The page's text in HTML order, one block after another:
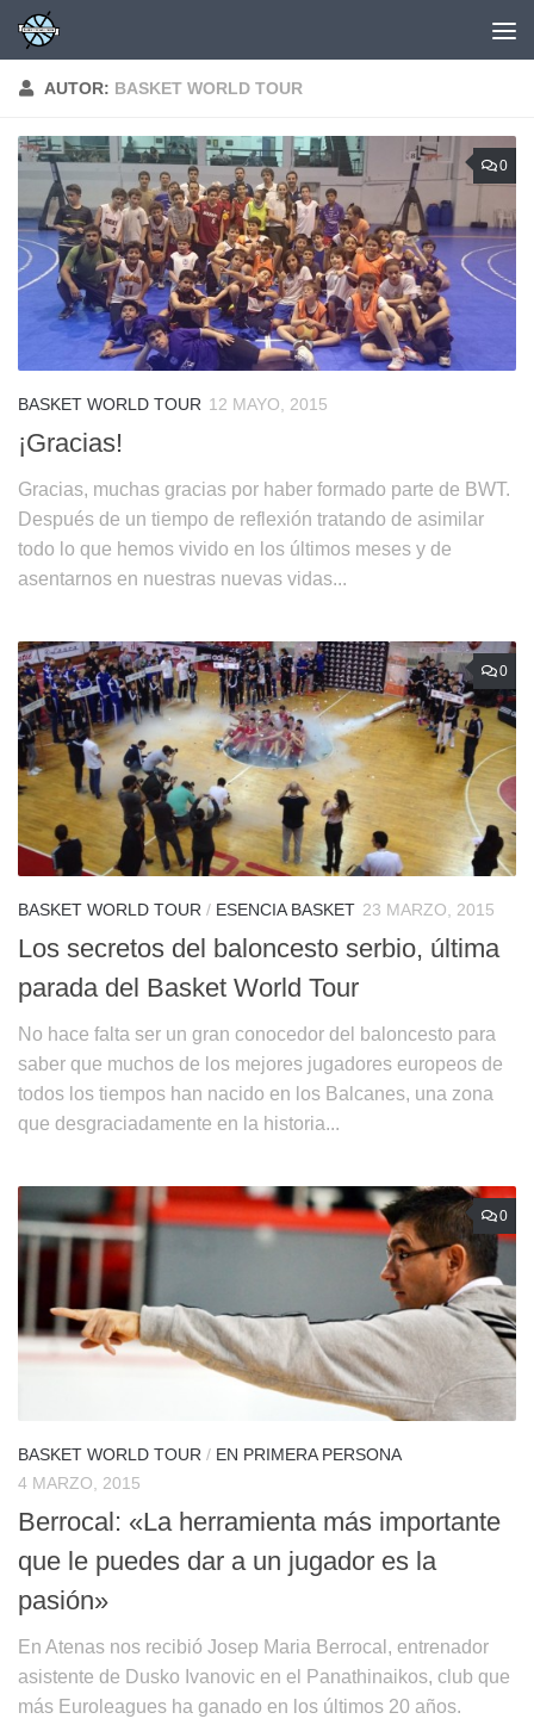
Saltar al contenido
AUTOR: BASKET WORLD TOUR
0
BASKET WORLD TOUR 12 MAYO, 2015
¡Gracias!
Gracias, muchas gracias por haber formado parte de BWT.
Después de un tiempo de reflexión tratando de asimilar
todo lo que hemos vivido en los últimos meses y de
asentarnos en nuestras nuevas vidas...
0
BASKET WORLD TOUR / ESENCIA BASKET 23 MARZO, 2015
Los secretos del baloncesto serbio, última
parada del Basket World Tour
No hace falta ser un gran conocedor del baloncesto para
saber que muchos de los mejores jugadores europeos de
todos los tiempos han nacido en los Balcanes, una zona
que desgraciadamente en la historia...
0
BASKET WORLD TOUR / EN PRIMERA PERSONA
4 MARZO, 2015
Berrocal: «La herramienta más importante
que le puedes dar a un jugador es la
pasión»
En Atenas nos recibió Josep Maria Berrocal, entrenador
asistente de Dusko Ivanovic en el Panathinaikos, club que
más Euroleagues ha ganado en los últimos 20 años.